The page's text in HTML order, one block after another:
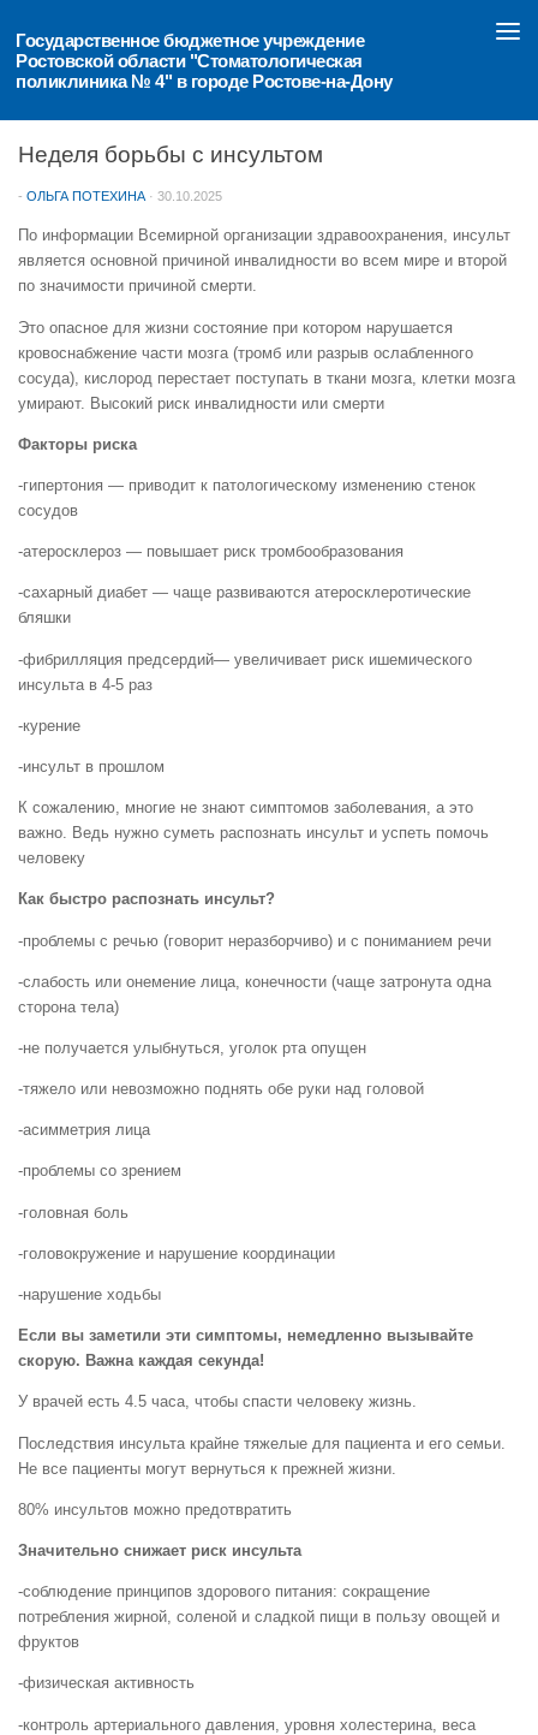
Перейти к содержимому
Государственное бюджетное учреждение
Ростовской области "Стоматологическая
поликлиника № 4" в городе Ростове-на-Дону
ОБЪЯВЛЕНИЯ
Неделя борьбы с инсультом
- ОЛЬГА ПОТЕХИНА · 30.10.2025
По информации Всемирной организации здравоохранения, инсульт
является основной причиной инвалидности во всем мире и второй
по значимости причиной смерти.
Это опасное для жизни состояние при котором нарушается
кровоснабжение части мозга (тромб или разрыв ослабленного
сосуда), кислород перестает поступать в ткани мозга, клетки мозга
умирают. Высокий риск инвалидности или смерти
Факторы риска
-гипертония — приводит к патологическому изменению стенок
сосудов
-атеросклероз — повышает риск тромбообразования
-сахарный диабет — чаще развиваются атеросклеротические
бляшки
-фибрилляция предсердий— увеличивает риск ишемического
инсульта в 4-5 раз
-курение
-инсульт в прошлом
К сожалению, многие не знают симптомов заболевания, а это
важно. Ведь нужно суметь распознать инсульт и успеть помочь
человеку
Как быстро распознать инсульт?
-проблемы с речью (говорит неразборчиво) и с пониманием речи
-слабость или онемение лица, конечности (чаще затронута одна
сторона тела)
-не получается улыбнуться, уголок рта опущен
-тяжело или невозможно поднять обе руки над головой
-асимметрия лица
-проблемы со зрением
-головная боль
-головокружение и нарушение координации
-нарушение ходьбы
Если вы заметили эти симптомы, немедленно вызывайте
скорую. Важна каждая секунда!
У врачей есть 4.5 часа, чтобы спасти человеку жизнь.
Последствия инсульта крайне тяжелые для пациента и его семьи.
Не все пациенты могут вернуться к прежней жизни.
80% инсультов можно предотвратить
Значительно снижает риск инсульта
-соблюдение принципов здорового питания: сокращение
потребления жирной, соленой и сладкой пищи в пользу овощей и
фруктов
-физическая активность
-контроль артериального давления, уровня холестерина, веса